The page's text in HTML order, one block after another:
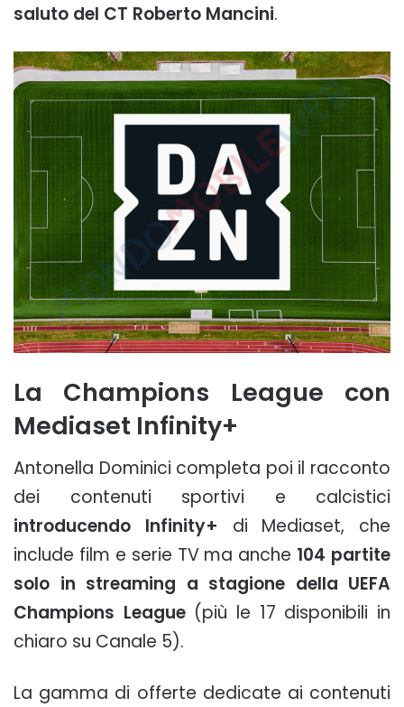
saluto del CT Roberto Mancini.
La Champions League con
Mediaset Infinity+
Antonella Dominici completa poi il racconto
dei contenuti sportivi e calcistici
introducendo Infinity+ di Mediaset, che
include film e serie TV ma anche 104 partite
solo in streaming a stagione della UEFA
Champions League(più le 17 disponibili in
chiaro su Canale 5).
La gamma di offerte dedicate ai contenuti